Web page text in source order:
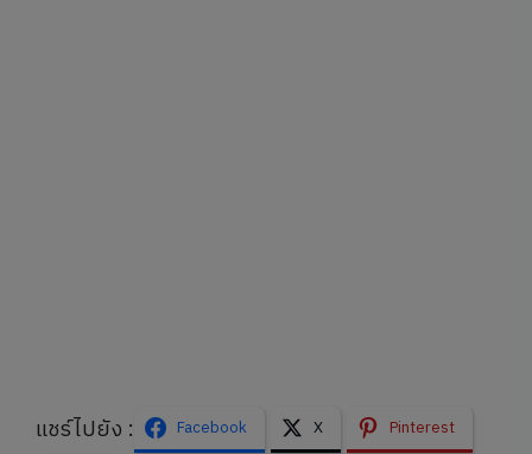
แชร์ไปยัง : Facebook X
Pinterest